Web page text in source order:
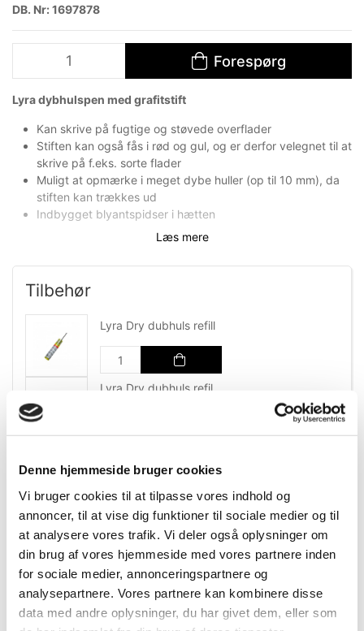
Denne hjemmeside bruger cookies
Vi bruger cookies til at tilpasse vores indhold og
annoncer, til at vise dig funktioner til sociale medier og til
at analysere vores trafik. Vi deler også oplysninger om
din brug af vores hjemmeside med vores partnere inden
for sociale medier, annonceringspartnere og
analysepartnere. Vores partnere kan kombinere disse
data med andre oplysninger, du har givet dem, eller som
DB. Nr: 1697878
Forespørg
Lyra dybhulspen med grafitstift
Kan skrive på fugtige og støvede overflader
Stiften kan også fås i rød og gul, og er derfor velegnet til at
skrive på f.eks. sorte flader
Muligt at opmærke i meget dybe huller (op til 10 mm), da
stiften kan trækkes ud
Indbygget blyantspidser i hætten
Læs mere
Tilbehør
Lyra Dry dubhuls refill
Lyra Dry dubhuls refil
DB.nr. 1697878
EAN-nr. 4084900406625